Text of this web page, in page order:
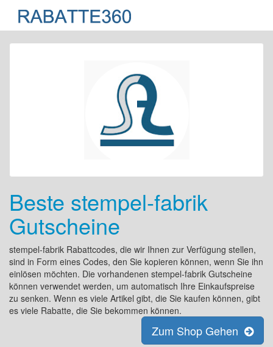
Beste stempel-fabrik
Gutscheine
stempel-fabrik Rabattcodes, die wir Ihnen zur Verfügung stellen,
sind in Form eines Codes, den Sie kopieren können, wenn Sie ihn
einlösen möchten. Die vorhandenen stempel-fabrik Gutscheine
können verwendet werden, um automatisch Ihre Einkaufspreise
zu senken. Wenn es viele Artikel gibt, die Sie kaufen können, gibt
es viele Rabatte, die Sie bekommen können.
Zum Shop Gehen